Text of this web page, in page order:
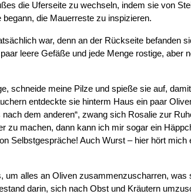
die Uferseite zu wechseln, indem sie von
die Mauerreste zu inspizieren.
war, denn an der Rückseite befanden
leere Gefäße und jede Menge rostige, aber
schneide meine Pilze und spieße sie auf,
entdeckte sie hinterm Haus ein paar
dem anderen“, zwang sich Rosalie zur
zu machen, dann kann ich mir sogar ein
Selbstgespräche! Auch Wurst – hier hört mich
um alles an Oliven zusammenzuscharren, was
darin, sich nach Obst und Kräutern